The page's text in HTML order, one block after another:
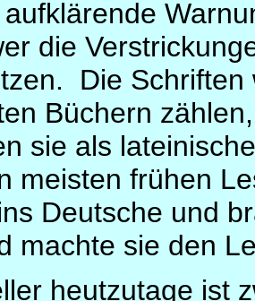
aufklärende
die
Die
Büchern
sie als
meisten frühen
Deutsche und
machte sie den
heutzutage ist